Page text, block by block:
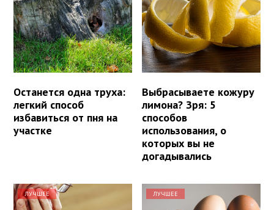
Останется одна труха:
легкий способ
избавиться от пня на
участке
Выбрасываете кожуру
лимона? Зря: 5
способов
использования, о
которых вы не
догадывались
ЛУЧШЕЕ ЛУЧШЕЕ